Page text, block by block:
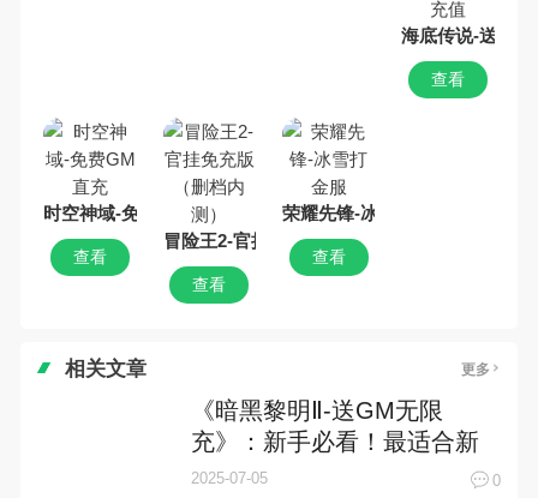
海底传说-送千元
查看
时空神域-免费GM直充
查看
冒险王2-官挂免充版（删档内测）
查看
荣耀先锋-冰雪打金服
查看
相关文章 更多
《暗黑黎明Ⅱ-送GM无限
充》：新手必看！最适合新
人上手的角色解析
2025-07-05 0